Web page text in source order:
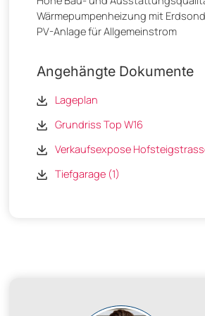
Wärmepumpenheizung mit
PV-Anlage für Allgemeinstrom
Angehängte Dokumente
Lageplan
Grundriss Top W16
Verkaufsexpose
Tiefgarage (1)